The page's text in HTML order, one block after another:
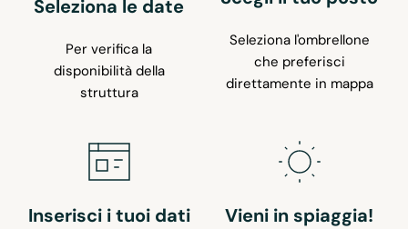
Seleziona le date
Per verifica la
disponibilità della
struttura
Seleziona l'ombrellone
che preferisci
direttamente in mappa
Inserisci i tuoi dati Vieni in spiaggia!